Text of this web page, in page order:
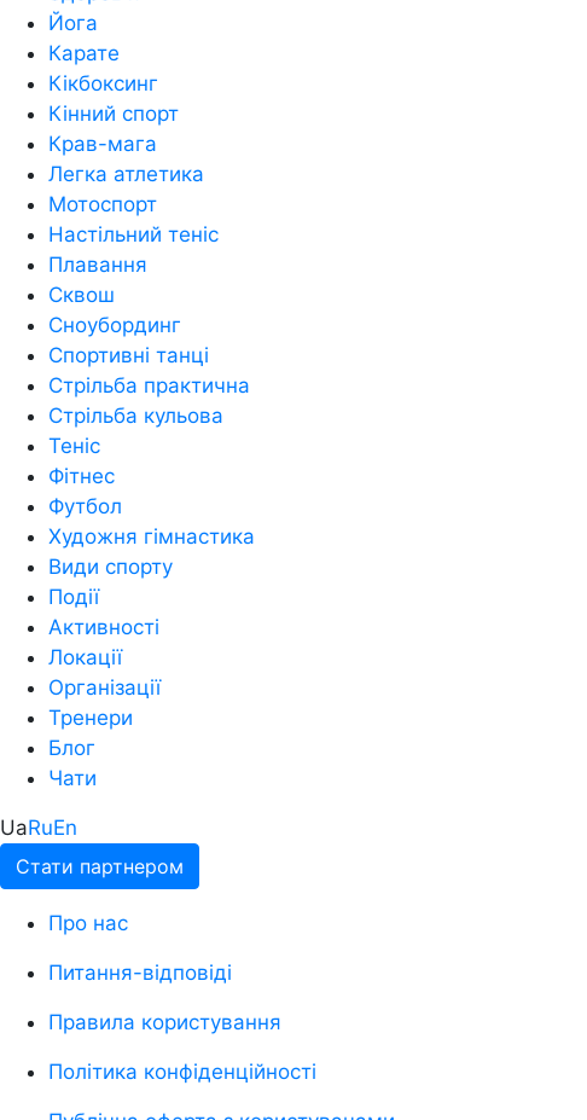
Йога
Карате
Кікбоксинг
Кінний спорт
Крав-мага
Легка атлетика
Мотоспорт
Настільний теніс
Плавання
Сквош
Сноубординг
Спортивні танці
Стрільба практична
Стрільба кульова
Теніс
Фітнес
Футбол
Художня гімнастика
Види спорту
Події
Активності
Локації
Організації
Тренери
Блог
Чати
UaRuEn
Стати партнером
Про нас
Питання-відповіді
Правила користування
Політика конфіденційності